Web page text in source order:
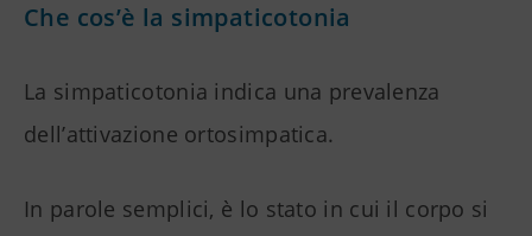
Che cos’è la simpaticotonia
La simpaticotonia indica una prevalenza
dell’attivazione ortosimpatica.
In parole semplici, è lo stato in cui il corpo si